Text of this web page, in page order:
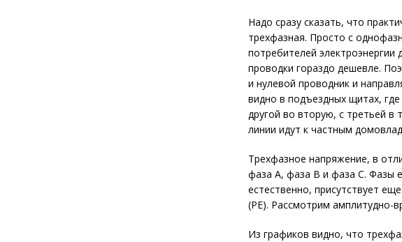
Надо сразу сказать, что
трехфазная. Просто с
потребителей
проводки гораздо дешевле.
и нулевой проводник и
видно в подъездных щитах,
другой во вторую, с третьей
линии идут к частным
Трехфазное напряжение, в
фаза A, фаза B и фаза C. Фазы
естественно, присутствует
(PE). Рассмотрим амплитудно-
Из графиков видно, что